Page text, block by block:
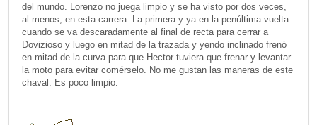
del mundo. Lorenzo no juega limpio y se ha visto por dos veces,
al menos, en esta carrera. La primera y ya en la penúltima vuelta
cuando se va descaradamente al final de recta para cerrar a
Dovizioso y luego en mitad de la trazada y yendo inclinado frenó
en mitad de la curva para que Hector tuviera que frenar y levantar
la moto para evitar comérselo. No me gustan las maneras de este
chaval. Es poco limpio.